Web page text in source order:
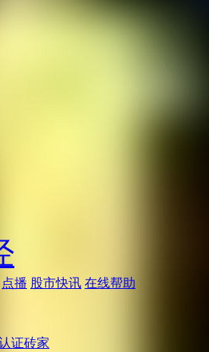
点播 股市快讯 在线帮助
证砖家